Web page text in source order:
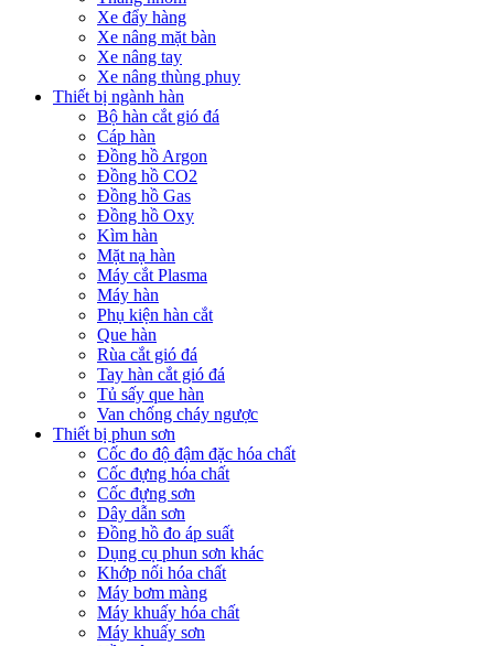
Xe đẩy hàng
Xe nâng mặt bàn
Xe nâng tay
Xe nâng thùng phuy
Thiết bị ngành hàn
Bộ hàn cắt gió đá
Cáp hàn
Đồng hồ Argon
Đồng hồ CO2
Đồng hồ Gas
Đồng hồ Oxy
Kìm hàn
Mặt nạ hàn
Máy cắt Plasma
Máy hàn
Phụ kiện hàn cắt
Que hàn
Rùa cắt gió đá
Tay hàn cắt gió đá
Tủ sấy que hàn
Van chống cháy ngược
Thiết bị phun sơn
Cốc đo độ đậm đặc hóa chất
Cốc đựng hóa chất
Cốc đựng sơn
Dây dẫn sơn
Đồng hồ đo áp suất
Dụng cụ phun sơn khác
Khớp nối hóa chất
Máy bơm màng
Máy khuấy hóa chất
Máy khuấy sơn